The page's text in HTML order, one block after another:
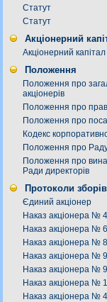
Статут
Статут
Акціонерний
Акціонерний капітал
Положення
Положення про
акціонерів
Положення про
Положення про
Кодекс
Положення про
Положення про
Ради директорів
Протоколи зборів
Єдиний акціонер
Наказ акціонера №
Наказ акціонера №
Наказ акціонера №
Наказ акціонера №
Наказ акціонера №
Наказ акціонера №
Наказ акціонера №